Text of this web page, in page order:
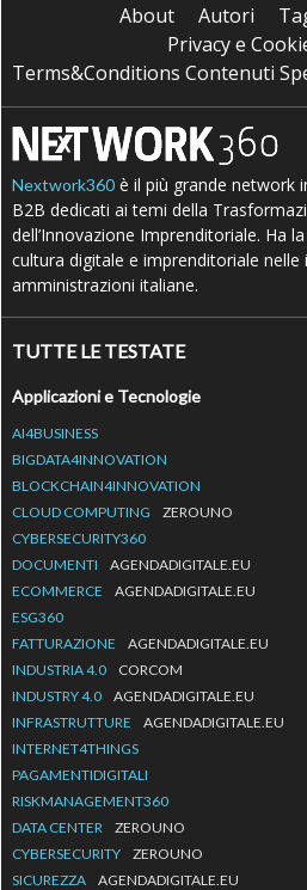
About Autori
Privacy e
Terms&Conditions Contenuti
Nextwork360 è il più grande network
B2B dedicati ai temi della
dell’Innovazione Imprenditoriale. Ha
cultura digitale e imprenditoriale nelle
amministrazioni italiane.
TUTTE LE TESTATE
Applicazioni e Tecnologie
AI4BUSINESS
BIGDATA4INNOVATION
BLOCKCHAIN4INNOVATION
CLOUD COMPUTING
ZEROUNO
CYBERSECURITY360
DOCUMENTI
AGENDADIGITALE.EU
ECOMMERCE
AGENDADIGITALE.EU
ESG360
FATTURAZIONE
AGENDADIGITALE.EU
INDUSTRIA 4.0
CORCOM
INDUSTRY 4.0
AGENDADIGITALE.EU
INFRASTRUTTURE
AGENDADIGITALE.EU
INTERNET4THINGS
PAGAMENTIDIGITALI
RISKMANAGEMENT360
DATA CENTER
ZEROUNO
CYBERSECURITY
ZEROUNO
SICUREZZA
AGENDADIGITALE.EU